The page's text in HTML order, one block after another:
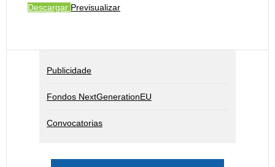
Descargar Previsualizar
Publicidade
Fondos NextGenerationEU
Convocatorias